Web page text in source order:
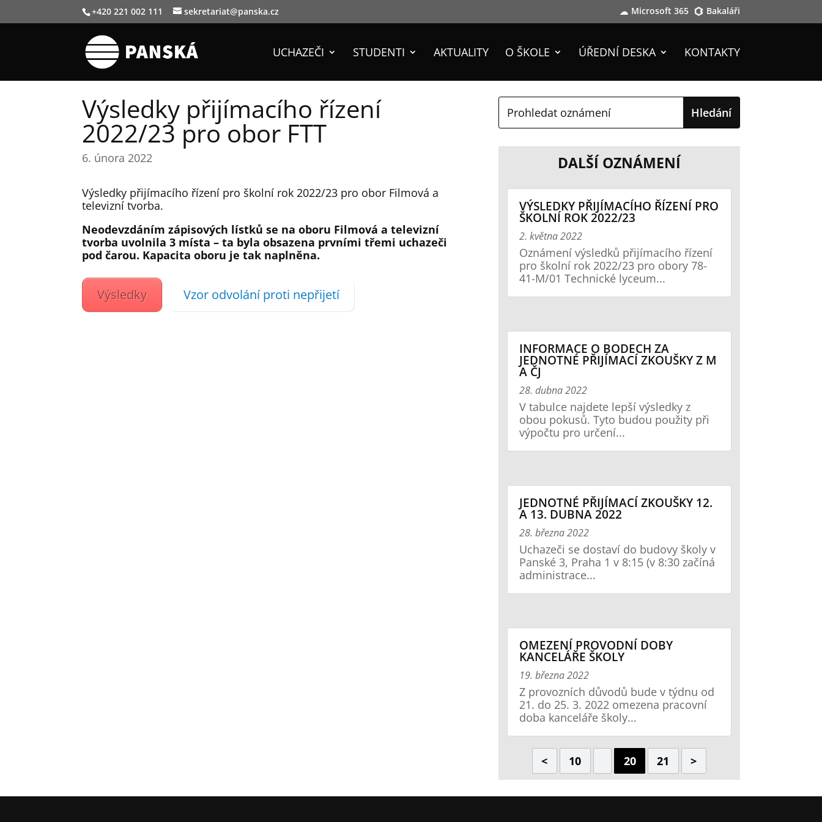
+420 221 002 111 sekretariat@panska.cz Microsoft 365 Bakaláři
UCHAZEČI STUDENTI AKTUALITY O ŠKOLE ÚŘEDNÍ DESKA KONTAKTY
Výsledky přijímacího řízení
2022/23 pro obor FTT
6. února 2022
Výsledky přijímacího řízení pro školní rok 2022/23 pro obor Filmová a
televizní tvorba.
Neodevzdáním zápisových lístků se na oboru Filmová a televizní
tvorba uvolnila 3 místa – ta byla obsazena prvními třemi uchazeči
pod čarou. Kapacita oboru je tak naplněna.
Výsledky Vzor odvolání proti nepřijetí
DALŠÍ OZNÁMENÍ
VÝSLEDKY PŘIJÍMACÍHO ŘÍZENÍ PRO
ŠKOLNÍ ROK 2022/23
2. května 2022
Oznámení výsledků přijímacího řízení
pro školní rok 2022/23 pro obory 78-
41-M/01 Technické lyceum...
INFORMACE O BODECH ZA
JEDNOTNÉ PŘIJÍMACÍ ZKOUŠKY Z M
A ČJ
28. dubna 2022
V tabulce najdete lepší výsledky z
obou pokusů. Tyto budou použity při
výpočtu pro určení...
JEDNOTNÉ PŘIJÍMACÍ ZKOUŠKY 12.
A 13. DUBNA 2022
28. března 2022
Uchazeči se dostaví do budovy školy v
Panské 3, Praha 1 v 8:15 (v 8:30 začíná
administrace...
OMEZENÍ PROVODNÍ DOBY
KANCELÁŘE ŠKOLY
19. března 2022
Z provozních důvodů bude v týdnu od
21. do 25. 3. 2022 omezena pracovní
doba kanceláře školy...
< 10 20 21 >